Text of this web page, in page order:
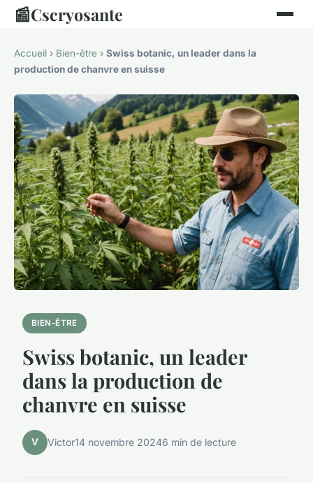
📰Cscryosante
Accueil › Bien-être › Swiss botanic, un leader dans la
production de chanvre en suisse
BIEN-ÊTRE
Swiss botanic, un leader
dans la production de
chanvre en suisse
V Victor14 novembre 20246 min de lecture